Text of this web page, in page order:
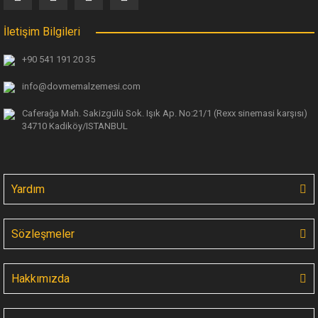
İletişim Bilgileri
+90 541 191 20 35
info@dovmemalzemesi.com
Caferağa Mah. Sakizgülü Sok. Işık Ap. No:21/1 (Rexx sinemasi karşısı)
34710 Kadiköy/ISTANBUL
Yardım
Sözleşmeler
Hakkımızda